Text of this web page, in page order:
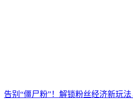
告别“僵尸粉”！解锁粉丝经济新玩